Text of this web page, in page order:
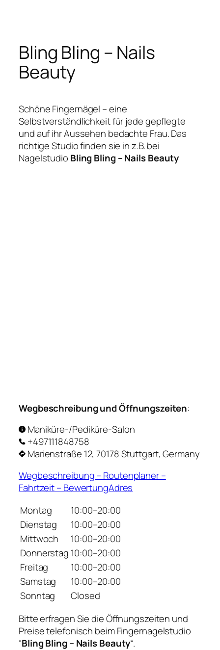
springen
Bling Bling – Nails
Beauty
Schöne Fingernägel – eine
Selbstverständlichkeit für jede gepflegte
und auf ihr Aussehen bedachte Frau. Das
richtige Studio finden sie in z.B. bei
Nagelstudio Bling Bling – Nails Beauty
Wegbeschreibung und Öffnungszeiten:
Maniküre-/Pediküre-Salon
+497111848758
Marienstraße 12, 70178 Stuttgart, Germany
Wegbeschreibung – Routenplaner –
Fahrtzeit – BewertungAdres
Montag
10:00–20:00
Dienstag
10:00–20:00
Mittwoch
10:00–20:00
Donnerstag 10:00–20:00
Freitag
10:00–20:00
Samstag
10:00–20:00
Sonntag
Closed
Bitte erfragen Sie die Öffnungszeiten und
Preise telefonisch beim Fingernagelstudio
“Bling Bling – Nails Beauty“.